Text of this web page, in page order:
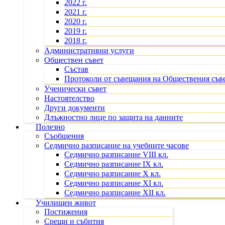
2022 г.
2021 г.
2020 г.
2019 г.
2018 г.
Административни услуги
Обществен съвет
Състав
Протоколи от съвещания на Обществения
Ученически съвет
Настоятелство
Други документи
Длъжностно лице по защита на данните
Полезно
Съобщения
Седмично разписание на учебните часове
Седмично разписание VIII кл.
Седмично разписание IX кл.
Седмично разписание X кл.
Седмично разписание XI кл.
Седмично разписание XII кл.
Училищен живот
Постижения
Срещи и събития